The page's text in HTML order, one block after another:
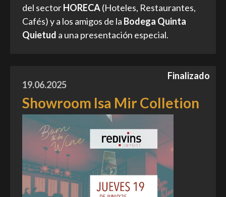
del sectorHORECA(Hoteles, Restaurantes,
Cafés) y a los amigos de la Bodega Quinta
Quietud a una presentación especial.
Finalizado
19.06.2025
Showroom Isa Mir Colletion